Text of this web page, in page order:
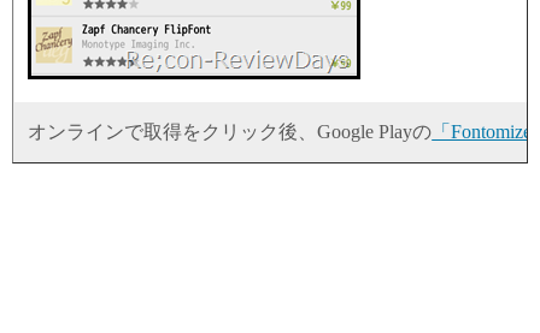
オンラインで取得をクリック後、Google Playの 「